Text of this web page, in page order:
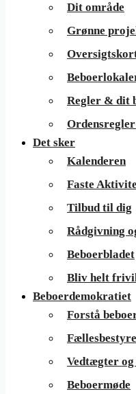
Dit område
Grønne
Regler & dit
Det sker
Kalenderen
Faste
Tilbud til dig
Rådgivning
Beboerbladet
Bliv helt
Beboerdemokratiet
Forstå
Vedtægter
Beboermøde